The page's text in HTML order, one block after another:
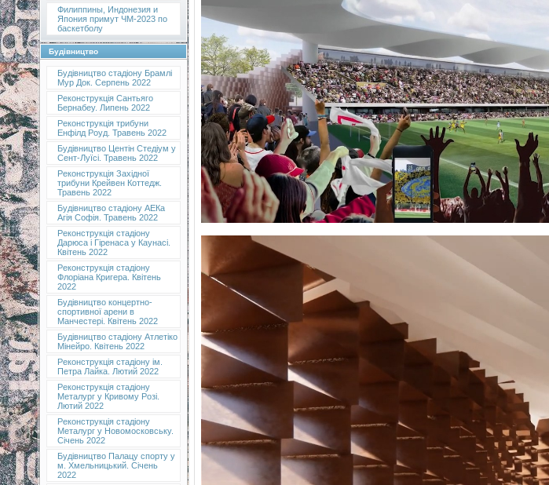
Филиппины, Индонезия и
Япония примут ЧМ-2023 по
баскетболу
Будівництво
Будівництво стадіону Брамлі
Мур Док. Серпень 2022
Реконструкція Сантьяго
Бернабеу. Липень 2022
Реконструкція трибуни
Енфілд Роуд. Травень 2022
Будівництво Центін Стедіум у
Сент-Луїсі. Травень 2022
Реконструкція Західної
трибуни Крейвен Коттедж.
Травень 2022
Будівництво стадіону АЕКа
Агія Софія. Травень 2022
Реконструкція стадіону
Дарюса і Гіренаса у Каунасі.
Квітень 2022
Реконструкція стадіону
Флоріана Кригера. Квітень
2022
Будівництво концертно-
спортивної арени в
Манчестері. Квітень 2022
Будівництво стадіону Атлетіко
Мінейро. Квітень 2022
Реконструкція стадіону ім.
Петра Лайка. Лютий 2022
Реконструкція стадіону
Металург у Кривому Розі.
Лютий 2022
Реконструкція стадіону
Металург у Новомосковську.
Січень 2022
Будівництво Палацу спорту у
м. Хмельницький. Січень
2022